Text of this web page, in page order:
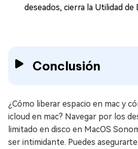
deseados, cierra la Utilidad de
Conclusión
¿Cómo liberar espacio en mac y
icloud en mac? Navegar por los
limitado en disco en MacOS
ser intimidante. Puedes